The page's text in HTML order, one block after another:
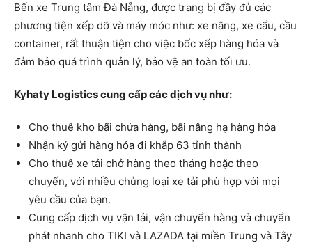
Bến xe Trung tâm Đà Nẵng, được trang bị đầy đủ các
phương tiện xếp dỡ và máy móc như: xe nâng, xe cẩu, cầu
container, rất thuận tiện cho việc bốc xếp hàng hóa và
đảm bảo quá trình quản lý, bảo vệ an toàn tối ưu.
Kyhaty Logistics cung cấp các dịch vụ như:
Cho thuê kho bãi chứa hàng, bãi nâng hạ hàng hóa
Nhận ký gửi hàng hóa đi khắp 63 tỉnh thành
Cho thuê xe tải chở hàng theo tháng hoặc theo
chuyến, với nhiều chủng loại xe tải phù hợp với mọi
yêu cầu của bạn.
Cung cấp dịch vụ vận tải, vận chuyển hàng và chuyển
phát nhanh cho TIKI và LAZADA tại miền Trung và Tây